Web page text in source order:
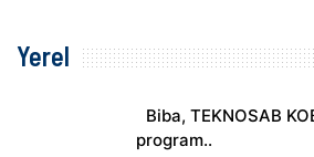
Yerel
Biba, TEKNOSAB
program..